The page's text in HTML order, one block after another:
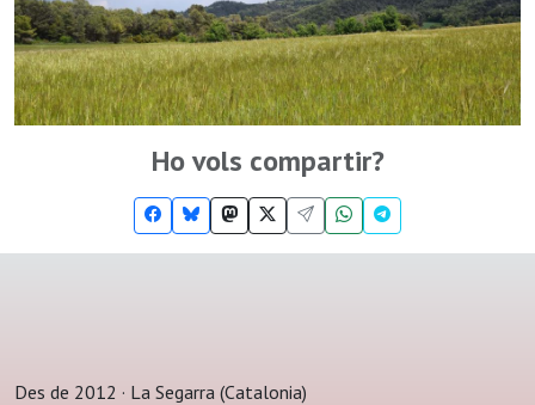
Ho vols compartir?
Des de 2012 · La Segarra (Catalonia)